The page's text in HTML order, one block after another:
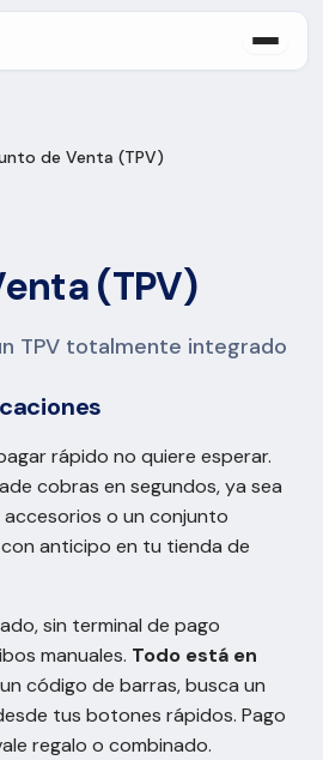
de Venta (TPV)
(TPV)
TPV totalmente integrado
rápido no quiere esperar.
cobras en segundos, ya sea
o un conjunto
anticipo en tu tienda de
sin terminal de pago
manuales. Todo está en
código de barras, busca un
tus botones rápidos. Pago
regalo o combinado.